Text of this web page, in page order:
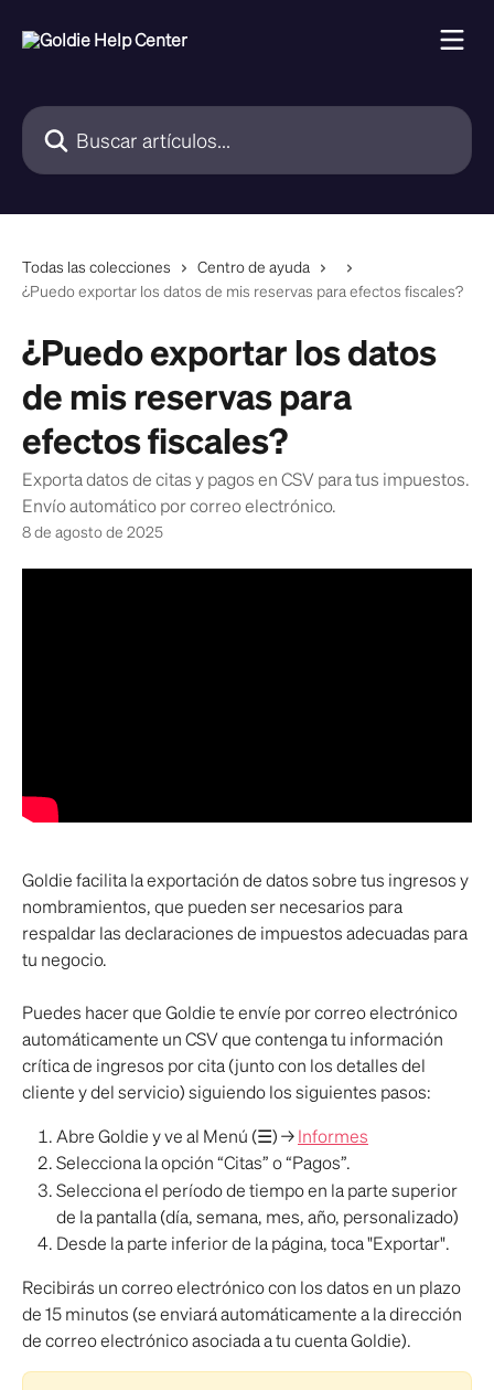
Buscar artículos...
Todas las colecciones
Centro de ayuda
¿Puedo exportar los datos de mis reservas para efectos fiscales?
¿Puedo exportar los datos
de mis reservas para
efectos fiscales?
Exporta datos de citas y pagos en CSV para tus impuestos.
Envío automático por correo electrónico.
8 de agosto de 2025
Goldie facilita la exportación de datos sobre tus ingresos y
nombramientos, que pueden ser necesarios para
respaldar las declaraciones de impuestos adecuadas para
tu negocio.
Puedes hacer que Goldie te envíe por correo electrónico
automáticamente un CSV que contenga tu información
crítica de ingresos por cita (junto con los detalles del
cliente y del servicio) siguiendo los siguientes pasos:
Abre Goldie y ve al Menú (☰) → Informes
Selecciona la opción “Citas” o “Pagos”.
Selecciona el período de tiempo en la parte superior
de la pantalla (día, semana, mes, año, personalizado)
Desde la parte inferior de la página, toca "Exportar".
Recibirás un correo electrónico con los datos en un plazo
de 15 minutos (se enviará automáticamente a la dirección
de correo electrónico asociada a tu cuenta Goldie).